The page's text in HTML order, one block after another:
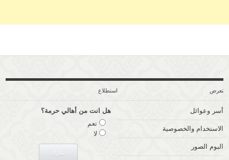
استطلاع
هل انت من أهالي حرمة؟
نعم
لا
أسر وعوائل
الاستخدام والخصوصية
البوم الصور